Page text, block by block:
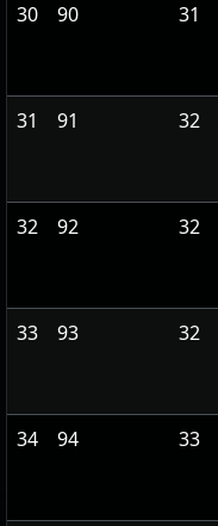
30 90 31
31 91 32
32 92 32
33 93 32
34 94 33